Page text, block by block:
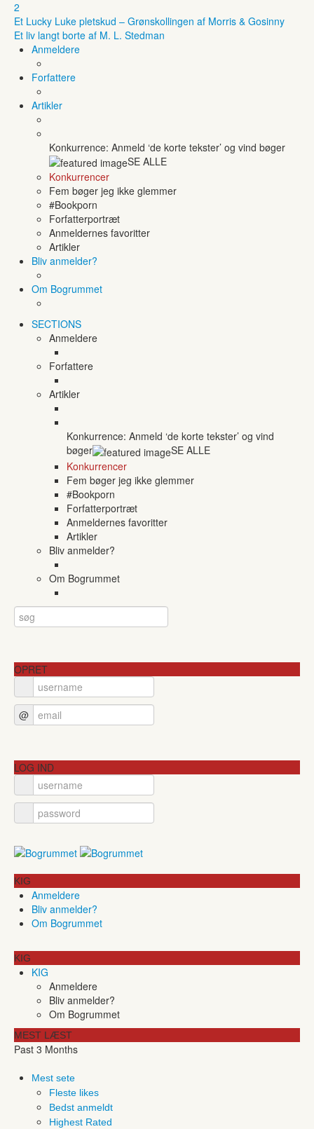
2
Et Lucky Luke pletskud – Grønskollingen af Morris & Gosinny
Et liv langt borte af M. L. Stedman
Anmeldere
Forfattere
Artikler
Konkurrence: Anmeld ‘de korte tekster’ og vind bøger
SE ALLE
Konkurrencer
Fem bøger jeg ikke glemmer
#Bookporn
Forfatterportræt
Anmeldernes favoritter
Artikler
Bliv anmelder?
Om Bogrummet
SECTIONS
Anmeldere
Forfattere
Artikler
Konkurrence: Anmeld ‘de korte tekster’ og vind
bøger
SE ALLE
Konkurrencer
Fem bøger jeg ikke glemmer
#Bookporn
Forfatterportræt
Anmeldernes favoritter
Artikler
Bliv anmelder?
Om Bogrummet
OPRET
@
LOG IND
KIG
Anmeldere
Bliv anmelder?
Om Bogrummet
KIG
KIG
Anmeldere
Bliv anmelder?
Om Bogrummet
MEST LÆST
Past 3 Months
Mest sete
Fleste likes
Bedst anmeldt
Highest Rated